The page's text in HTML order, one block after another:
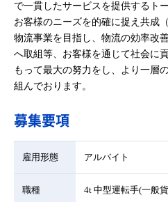
で一貫したサービスを提供するト
お客様のニーズを的確に捉え共成
物流事業を目指し、物流の効率改
へ取組等、お客様を通じて社会に
もって最大の努力をし、より一層
組んでおります。
募集要項
雇用形態 アルバイト
職種 4t 中型運転手(一般